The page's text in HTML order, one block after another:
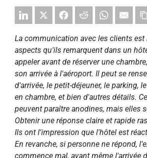
La communication avec les clients
aspects qu'ils remarquent dans un
appeler avant de réserver une
son arrivée à l'aéroport. Il peut se
d'arrivée, le petit-déjeuner, le parking,
en chambre, et bien d'autres détails.
peuvent paraître anodines, mais elles
Obtenir une réponse claire et rapide
Ils ont l'impression que l'hôtel est
En revanche, si personne ne répond,
commence mal, avant même l'arrivée